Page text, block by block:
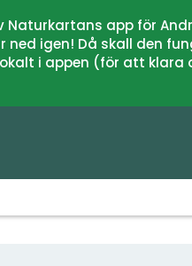
Naturkartans app för
igen! Då skall den
i appen (för att